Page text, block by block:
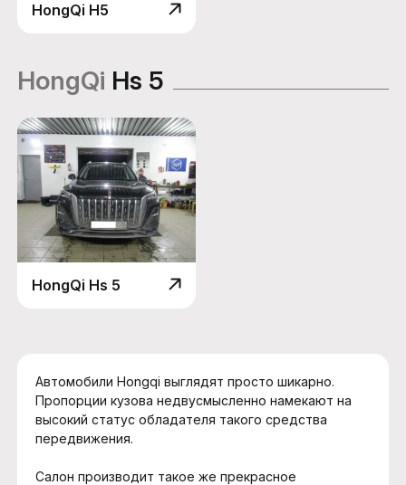
HongQi H5
HongQi Hs 5
HongQi Hs 5
Автомобили Hongqi выглядят просто шикарно.
Пропорции кузова недвусмысленно намекают на
высокий статус обладателя такого средства
передвижения.
Салон производит такое же прекрасное